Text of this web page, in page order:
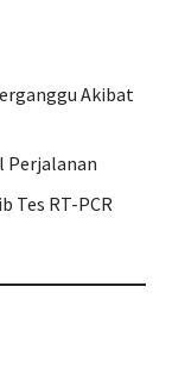
Akibat
Perjalanan
Tes RT-PCR